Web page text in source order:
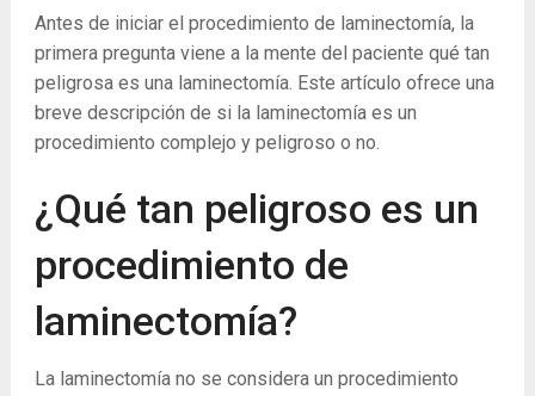
Antes de iniciar el procedimiento de laminectomía, la
primera pregunta viene a la mente del paciente qué tan
peligrosa es una laminectomía. Este artículo ofrece una
breve descripción de si la laminectomía es un
procedimiento complejo y peligroso o no.
¿Qué tan peligroso es un
procedimiento de
laminectomía?
La laminectomía no se considera un procedimiento